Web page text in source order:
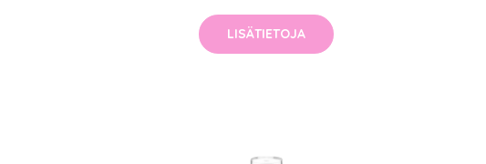
LISÄTIETOJA